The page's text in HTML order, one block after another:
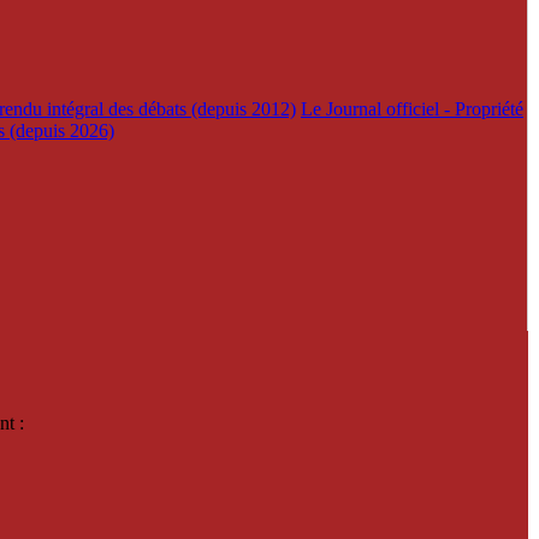
intégral des débats (depuis 2012) Le Journal officiel - Propriété
(depuis 2026)
: